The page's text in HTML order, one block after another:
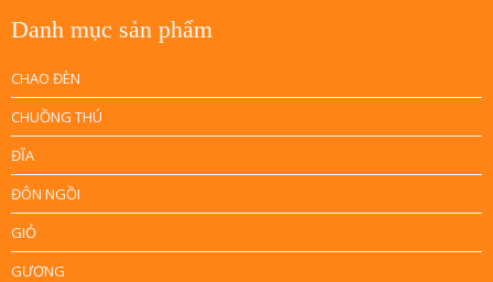
Danh mục sản phẩm
CHAO ĐÈN
CHUỒNG THÚ
ĐĨA
ĐÔN NGỒI
GIỎ
GƯƠNG